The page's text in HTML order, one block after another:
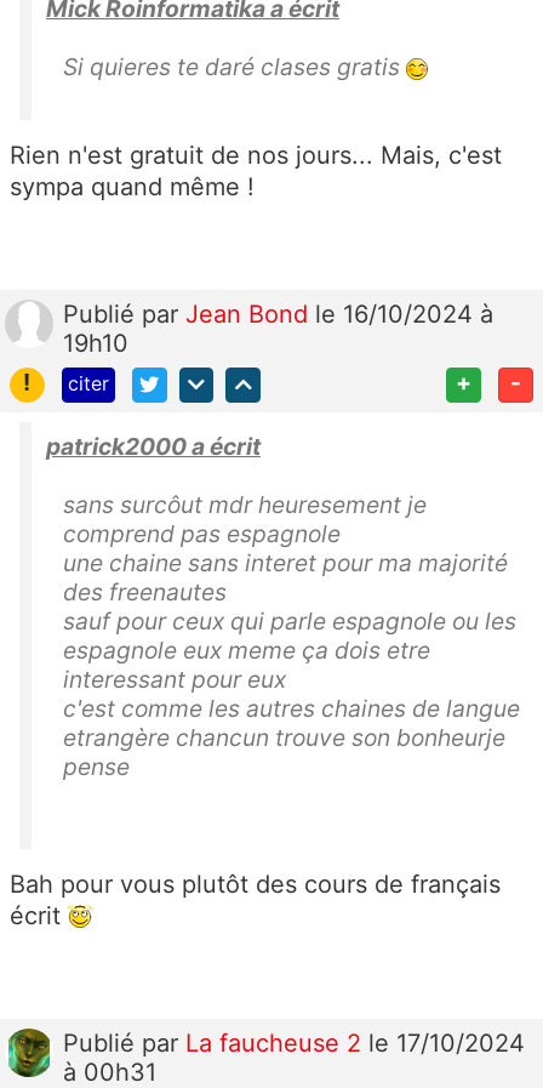
Mick Roinformatika a écrit
Si quieres te daré clases gratis
Rien n'est gratuit de nos jours... Mais, c'est
sympa quand même !
Publié par Jean Bond le 16/10/2024 à
19h10
!
citer + -
patrick2000 a écrit
sans surcôut mdr heuresement je
comprend pas espagnole
une chaine sans interet pour ma majorité
des freenautes
sauf pour ceux qui parle espagnole ou les
espagnole eux meme ça dois etre
interessant pour eux
c'est comme les autres chaines de langue
etrangère chancun trouve son bonheurje
pense
Bah pour vous plutôt des cours de français
écrit
Publié par La faucheuse 2 le 17/10/2024
à 00h31